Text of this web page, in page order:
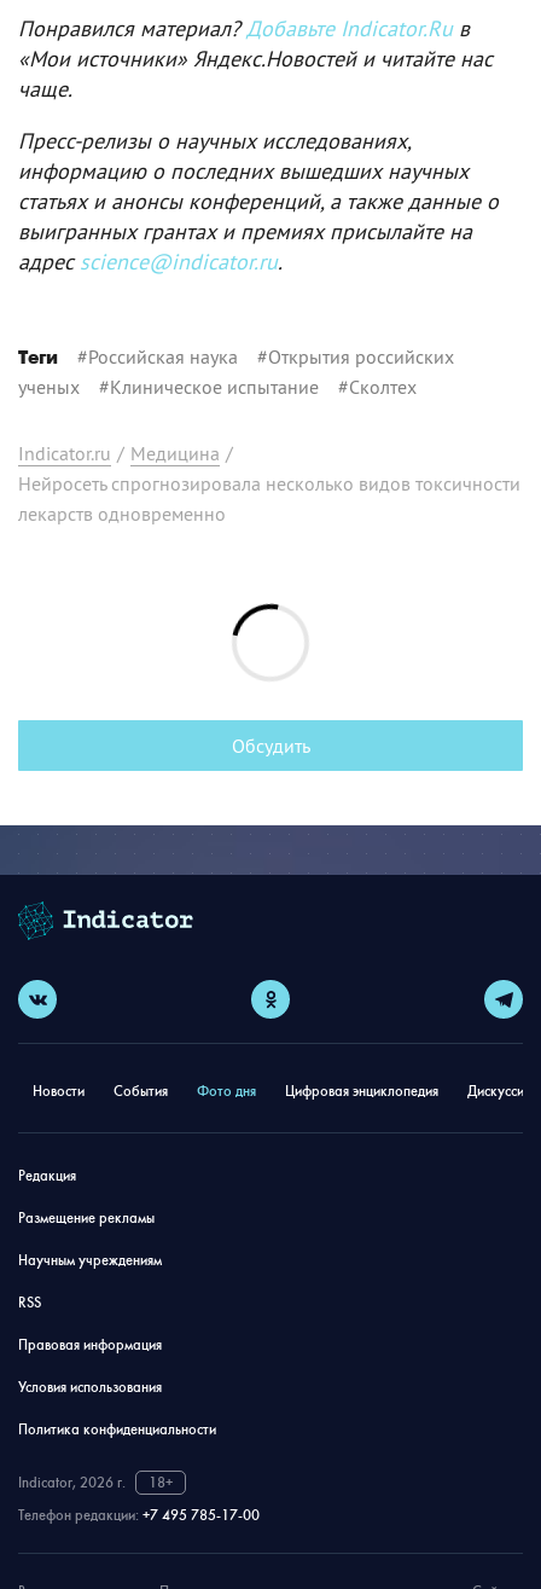
Понравился материал?Добавьте Indicator.Ruв
«Мои источники» Яндекс.Новостей и читайте нас
чаще.
Пресс-релизы о научных исследованиях,
информацию о последних вышедших научных
статьях и анонсы конференций, а также данные о
выигранных грантах и премиях присылайте на
адресscience@indicator.ru.
Теги #Российская наука #Открытия российских
ученых #Клиническое испытание #Сколтех
Indicator.ru / Медицина /
Нейросеть спрогнозировала несколько видов токсичности
лекарств одновременно
Обсудить
Новости События Фото дня Цифровая энциклопедия
Редакция
Размещение рекламы
Научным учреждениям
RSS
Правовая информация
Условия использования
Политика конфиденциальности
Indicator, 2026 г.
18+
Телефон редакции: +7 495 785-17-00